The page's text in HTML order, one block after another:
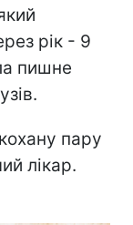
рік - 9
пишне
пару
лікар.